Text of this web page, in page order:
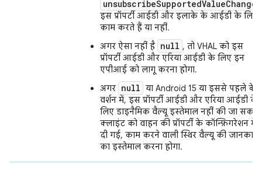
unsubscribeSupportedValueChange
इस प्रॉपर्टी आईडी और इलाके के आईडी के लिए
काम करते हैं या नहीं.
अगर ऐसा नहीं है null , तो VHAL को इस
प्रॉपर्टी आईडी और एरिया आईडी के लिए इन
एपीआई को लागू करना होगा.
अगर null या Android 15 या इससे पहले के
वर्शन में, इस प्रॉपर्टी आईडी और एरिया आईडी के
लिए डाइनैमिक वैल्यू इस्तेमाल नहीं की जा
क्लाइंट को वाहन की प्रॉपर्टी के कॉन्फ़िगरेशन में
दी गई, काम करने वाली स्थिर वैल्यू की जानकारी
का इस्तेमाल करना होगा.